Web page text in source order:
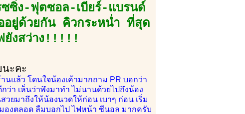
ซซิ่ง-ฟุตซอล-เบียร์-แบรนด์
อยู่ด้วยกัน คิวกระหน่ำ ที่สุด
ฟยังสว่าง!!!!!
ะคะ
แล้ว โดนใจน้องเค้ามากถาม PR บอกว่า
ว่า เห็นว่าพึงมาทำ ไม่นานด้วยไปถึงน้อง
ยมาถึงให้น้องนวดให้ก่อน เบาๆ ก่อน เริ่ม
องตลอด ลืมบอกไป ไฟหน้า ซีนอล มากครับ